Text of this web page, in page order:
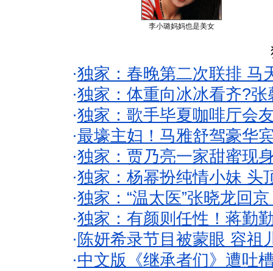
李小璐妈妈也是美女
·独家：春晚第二次联排 马
·独家：体重向冰冰看齐?
·独家：歌手毕夏咖啡厅会
·最壕主妇！马雅舒驾豪华
·独家：贾乃亮一家甜蜜现
·独家：杨幂扮纯情小妹 头
·独家：“温太医”张晓龙回
·独家：有颜则任性！蒋勤
· 陈妍希录节目被蒙眼 容祖
·中文版《继承者们》遭吐